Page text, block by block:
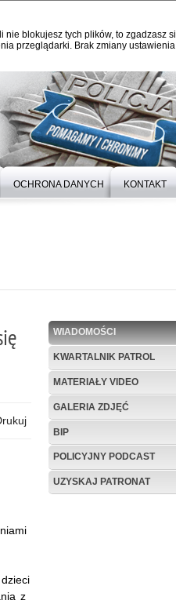
blokujesz tych plików, to zgadzasz
przeglądarki. Brak zmiany
OCHRONA DANYCH KONTAKT
WIADOMOŚCI
KWARTALNIK PATROL
MATERIAŁY VIDEO
GALERIA ZDJĘĆ
BIP
POLICYJNY PODCAST
UZYSKAJ PATRONAT
z